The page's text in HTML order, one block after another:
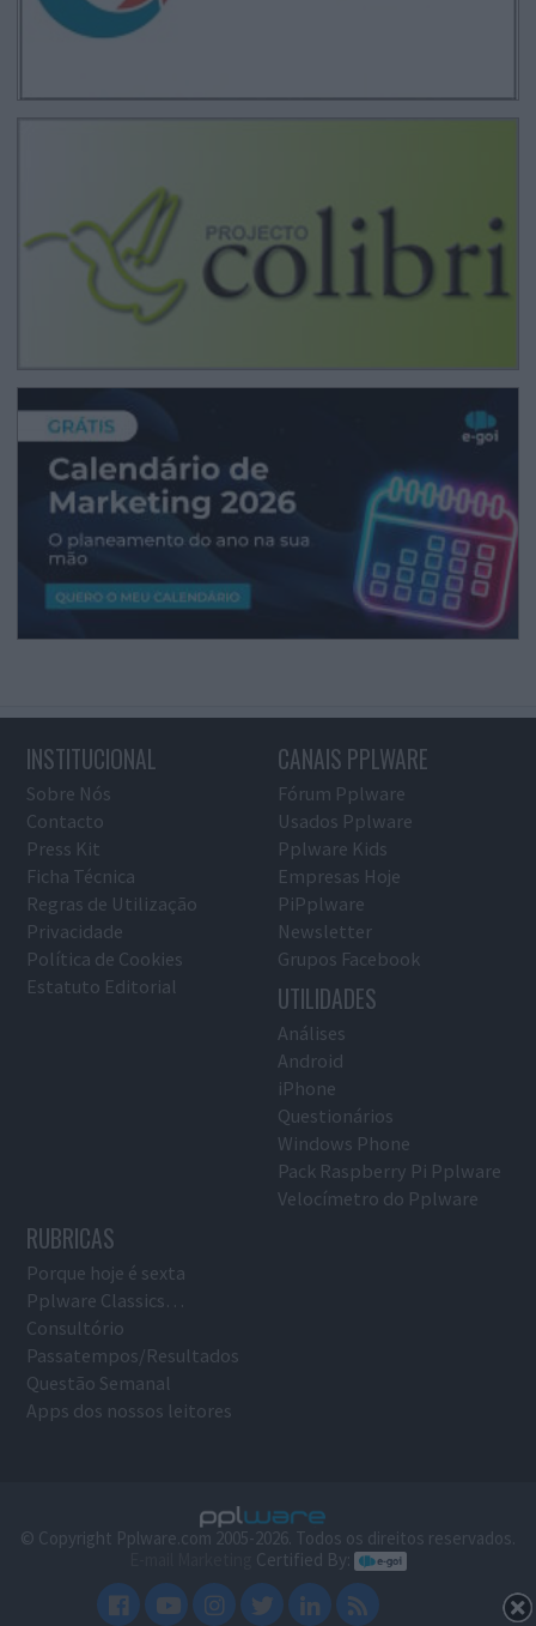
INSTITUCIONAL
Sobre Nós
Contacto
Press Kit
Ficha Técnica
Regras de Utilização
Privacidade
Política de Cookies
Estatuto Editorial
CANAIS PPLWARE
Fórum Pplware
Usados Pplware
Pplware Kids
Empresas Hoje
PiPplware
Newsletter
Grupos Facebook
UTILIDADES
Análises
Android
iPhone
Questionários
Windows Phone
Pack Raspberry Pi Pplware
Velocímetro do Pplware
RUBRICAS
Porque hoje é sexta
Pplware Classics…
Consultório
Passatempos/Resultados
Questão Semanal
Apps dos nossos leitores
© Copyright Pplware.com 2005-2026. Todos os direitos reservados.
Certified By: